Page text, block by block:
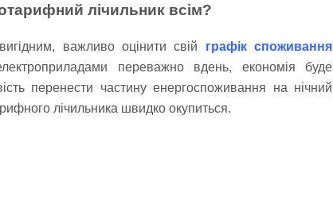
лічильник всім?
важливо оцінити свій графік споживання
переважно вдень, економія буде
перенести частину енергоспоживання на нічний
лічильника швидко окупиться.